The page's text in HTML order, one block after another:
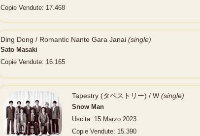
Copie Vendute: 17.468
Ding Dong / Romantic Nante Gara Janai (single)
Sato Masaki
Copie Vendute: 16.165
Tapestry (タペストリー) / W (single)
Snow Man
Uscita: 15 Marzo 2023
Copie Vendute: 15.390